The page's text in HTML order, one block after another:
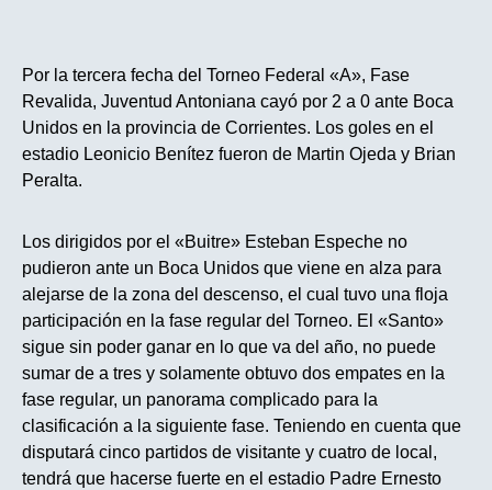
Por la tercera fecha del Torneo Federal «A», Fase
Revalida, Juventud Antoniana cayó por 2 a 0 ante Boca
Unidos en la provincia de Corrientes. Los goles en el
estadio Leonicio Benítez fueron de Martin Ojeda y Brian
Peralta.
Los dirigidos por el «Buitre» Esteban Espeche no
pudieron ante un Boca Unidos que viene en alza para
alejarse de la zona del descenso, el cual tuvo una floja
participación en la fase regular del Torneo. El «Santo»
sigue sin poder ganar en lo que va del año, no puede
sumar de a tres y solamente obtuvo dos empates en la
fase regular, un panorama complicado para la
clasificación a la siguiente fase. Teniendo en cuenta que
disputará cinco partidos de visitante y cuatro de local,
tendrá que hacerse fuerte en el estadio Padre Ernesto